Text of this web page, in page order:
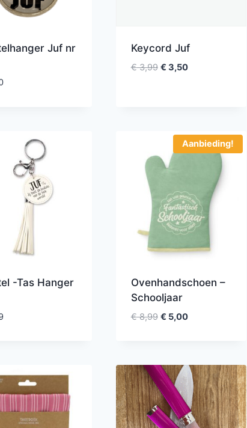
Juf nr
Keycord Juf
€3,99 € 3,50
-Tas Hanger
Aanbieding!
Ovenhandschoen –
Schooljaar
€8,99 € 5,00